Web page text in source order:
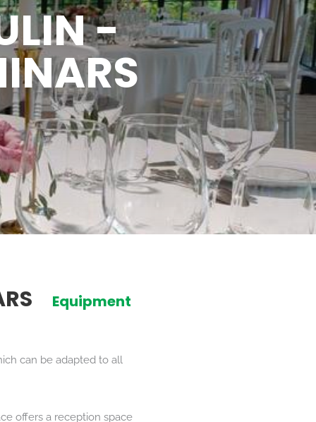
-
Equipment
can be adapted to all
offers a reception space